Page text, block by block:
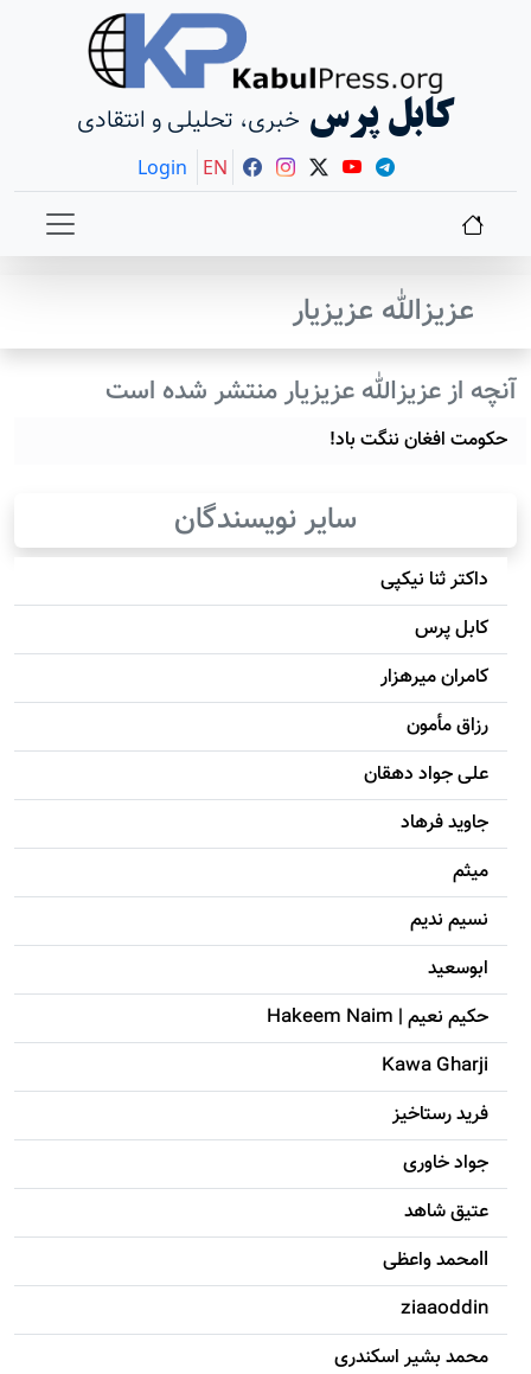
کابل پرس خبری، تحلیلی و انتقادی
Login EN
عزیزالله عزیزیار
آنچه از عزیزالله عزیزیار منتشر شده است
حکومت افغان ننگت باد!
سایر نویسندگان
داکتر ثنا نیکپی
کابل پرس
کامران میرهزار
رزاق مأمون
علی جواد دهقان
جاويد فرهاد
میثم
نسیم ندیم
ابوسعيد
حکيم نعيم | Hakeem Naim
Kawa Gharji
فرید رستاخیز
جواد خاوری
عتیق شاهد
llمحمد واعظی
ziaaoddin
محمد بشیر اسکندری